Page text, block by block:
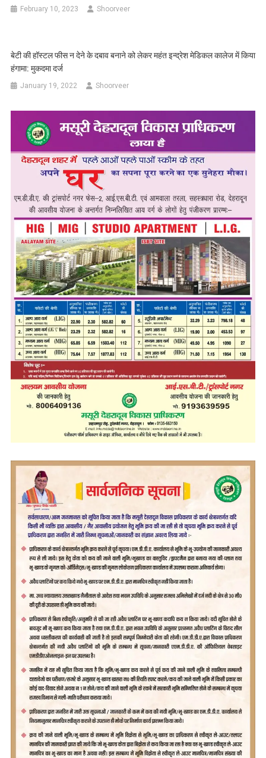
February 10, 2023 Shoorveer
बेटी की हॉस्टल फीस न देने के दबाव बनाने को लेकर महंत इन्द्रेश मेडिकल कालेज में किया
हंगामा: मुकदमा दर्ज
January 19, 2022 Shoorveer